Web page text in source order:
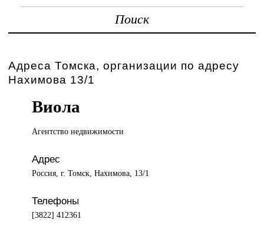
Поиск
Адреса Томска, организации по адресу
Нахимова 13/1
Виола
Агентство недвижимости
Адрес
Россия, г. Томск, Нахимова, 13/1
Телефоны
[3822] 412361